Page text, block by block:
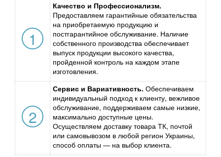
1
Качество и Профессионализм.
Предоставляем гарантийные обязательства
на приобретаемую продукцию и
постгарантийное обслуживание. Наличие
собственного производства обеспечивает
выпуск продукции высокого качества,
пройденной контроль на каждом этапе
изготовления.
2
Сервис и Вариативность. Обеспечиваем
индивидуальный подход к клиенту, вежливое
обслуживание, поддерживаем самые низкие,
максимально доступные цены.
Осуществляем доставку товара ТК, почтой
или самовывозом в любой регион Украины,
способ оплаты — на выбор клиента.